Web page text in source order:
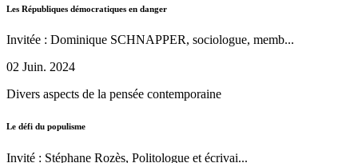
Les Républiques démocratiques en danger
Invitée : Dominique SCHNAPPER, sociologue, memb...
02 Juin. 2024
Divers aspects de la pensée contemporaine
Le défi du populisme
Invité : Stéphane Rozès, Politologue et écrivai...